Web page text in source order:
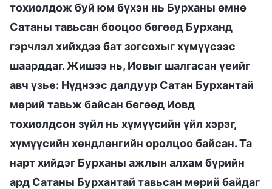
тохиолдож буй юм бүхэн нь Бурханы өмнө
Сатаны тавьсан бооцоо бөгөөд Бурханд
гэрчлэл хийхдээ бат зогсохыг хүмүүсээс
шаарддаг. Жишээ нь, Иовыг шалгасан үеийг
авч үзье: Нүднээс далдуур Сатан Бурхантай
мөрий тавьж байсан бөгөөд Иовд
тохиолдсон зүйл нь хүмүүсийн үйл хэрэг,
хүмүүсийн хөндлөнгийн оролцоо байсан. Та
нарт хийдэг Бурханы ажлын алхам бүрийн
ард Сатаны Бурхантай тавьсан мөрий байдаг